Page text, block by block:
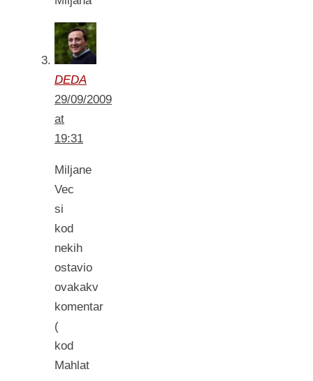
DEDA
29/09/2009
at
19:31
Miljane
Vec
si
kod
nekih
ostavio
ovakakv
komentar
(
kod
Mahlat